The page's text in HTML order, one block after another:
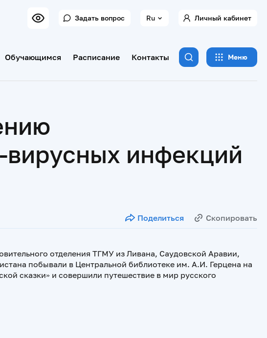
Задать вопрос Ru Личный кабинет
Обучающимся Расписание Контакты Меню
вирусных инфекций
Поделиться Скопировать
отделения ТГМУ из Ливана, Саудовской Аравии,
побывали в Центральной библиотеке им. А.И. Герцена на
сказки» и совершили путешествие в мир русского